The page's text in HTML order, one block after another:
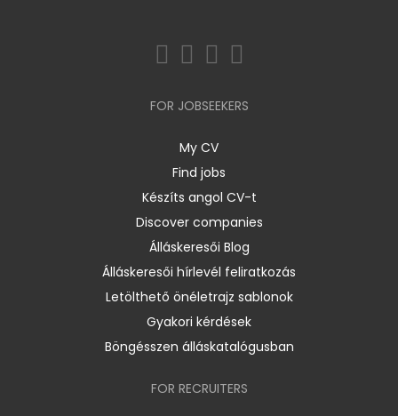
FOR JOBSEEKERS
My CV
Find jobs
Készíts angol CV-t
Discover companies
Álláskeresői Blog
Álláskeresői hírlevél feliratkozás
Letölthető önéletrajz sablonok
Gyakori kérdések
Böngésszen álláskatalógusban
FOR RECRUITERS